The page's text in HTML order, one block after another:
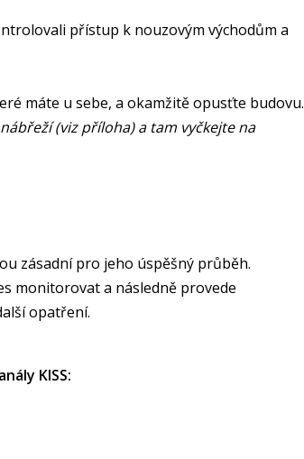
přístup k nouzovým východům a
máte u sebe, a okamžitě opusťte budovu.
(viz příloha) a tam vyčkejte na
zásadní pro jeho úspěšný průběh.
monitorovat a následně provede
opatření.
KISS: